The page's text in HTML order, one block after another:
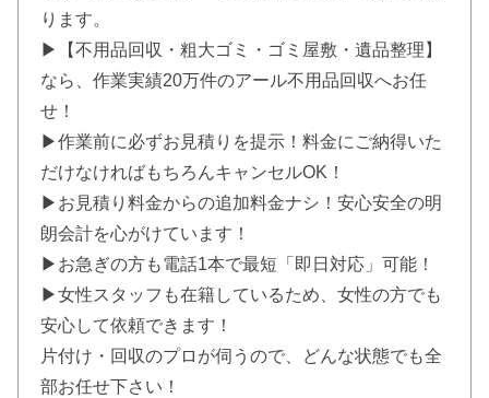
ります。
▶【不用品回収・粗大ゴミ・ゴミ屋敷・遺品整理】
なら、作業実績20万件のアール不用品回収へお任
せ！
▶作業前に必ずお見積りを提示！料金にご納得いた
だけなければもちろんキャンセルOK！
▶お見積り料金からの追加料金ナシ！安心安全の明
朗会計を心がけています！
▶お急ぎの方も電話1本で最短「即日対応」可能！
▶女性スタッフも在籍しているため、女性の方でも
安心して依頼できます！
片付け・回収のプロが伺うので、どんな状態でも全
部お任せ下さい！